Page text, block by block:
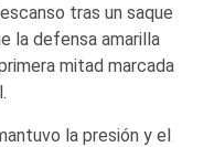
tras un saque
la defensa amarilla
mitad marcada
la presión y el